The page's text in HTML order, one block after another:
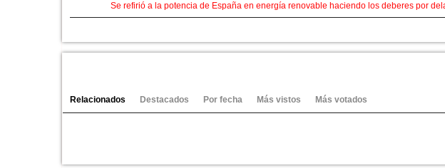
Se refirió a la potencia de España en energía renovable haciendo los deberes por
Por ulytimo Felicito de paso el ascenso del balonmano Guadalajara y esperó que no
Categorías:
Azuqueca
Relacionados Destacados Por fecha Más vistos Más votados